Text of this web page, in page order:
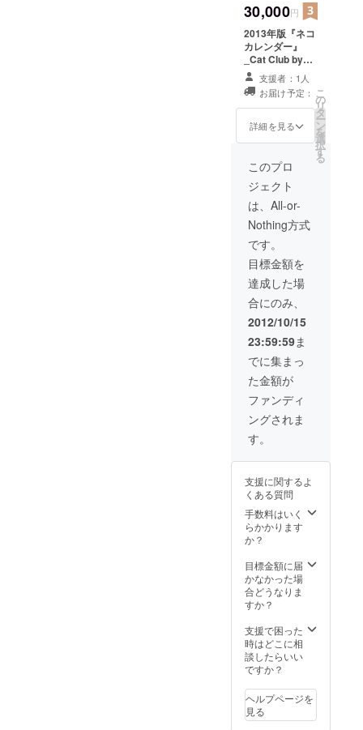
30,000円
2013年版『ネコ
カレンダー』
_Cat Club by
United
Bamboo 12冊
セットを完成次
第、プレゼント
いたします。
12月中旬に届く
予定です。
支援者：1人
お届け予定：
詳細を見る
こ
の
リ
タ
ー
ン
を
選
択
す
る
このプロ
ジェクト
は、All-or-
Nothing方式
です。
目標金額を
達成した場
合にのみ、
2012/10/15
23:59:59ま
でに集まっ
た金額が
ファンディ
ングされま
す。
支援に関するよ
くある質問
手数料はいく
らかかります
か？
目標金額に届
かなかった場
合どうなりま
すか？
支援で困った
時はどこに相
談したらいい
ですか？
ヘルプページを
見る